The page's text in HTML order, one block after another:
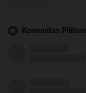
Komunitas Pilihan